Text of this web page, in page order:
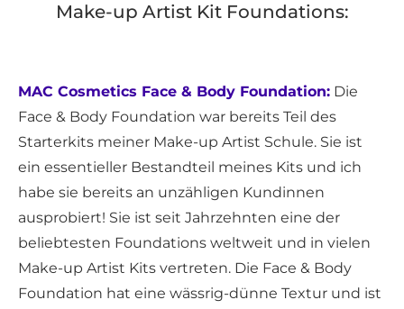
Make-up Artist Kit Foundations:
MAC Cosmetics Face & Body Foundation: Die
Face & Body Foundation war bereits Teil des
Starterkits meiner Make-up Artist Schule. Sie ist
ein essentieller Bestandteil meines Kits und ich
habe sie bereits an unzähligen Kundinnen
ausprobiert! Sie ist seit Jahrzehnten eine der
beliebtesten Foundations weltweit und in vielen
Make-up Artist Kits vertreten. Die Face & Body
Foundation hat eine wässrig-dünne Textur und ist